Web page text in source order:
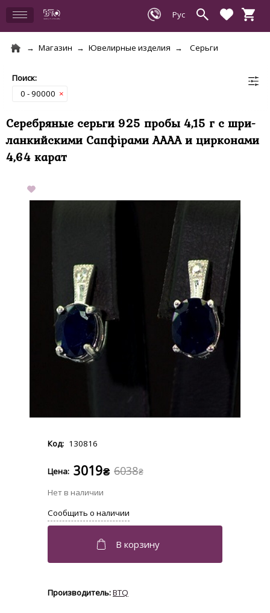
Магазин Ювелирные изделия Серьги
0 - 90000 ×
Серебряные серьги 925 пробы 4,15 г с шри-
ланкийскими Сапфірами АААА и цирконами
4,64 карат
130816
6038₴
3019₴
BTQ